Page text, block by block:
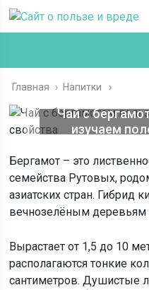
Главная › Напитки
Чай с
изучаем
Бергамот – это
семейства Рутовых,
азиатских стран. Гибрид
вечнозелёным деревьям
Вырастает от 1,5 до 10
располагаются тонкие
сантиметров. Душистые